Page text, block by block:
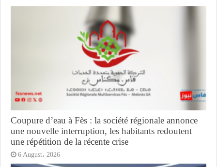
Coupure d’eau à Fès : la société régionale annonce
une nouvelle interruption, les habitants redoutent
une répétition de la récente crise
6 August، 2026